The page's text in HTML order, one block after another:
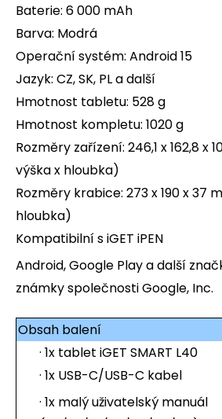
Baterie: 6 000 mAh
Barva: Modrá
Operační systém: Android 15
Jazyk: CZ, SK, PL a další
Hmotnost tabletu: 528 g
Hmotnost kompletu: 1020 g
Rozměry zařízení: 246,1 x 162,8 x
výška x hloubka)
Rozměry krabice: 273 x 190 x 37
hloubka)
Kompatibilní s iGET iPEN
Android, Google Play a další
známky společnosti Google, Inc.
Obsah balení
· 1x tablet iGET SMART L40
· 1x USB-C/USB-C kabel
· 1x malý uživatelský manuál